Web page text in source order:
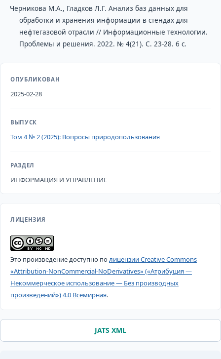
Черникова М.А., Гладков Л.Г. Анализ баз данных для
обработки и хранения информации в стендах для
нефтегазовой отрасли // Информационные технологии.
Проблемы и решения. 2022. № 4(21). С. 23-28. 6 с.
ОПУБЛИКОВАН
2025-02-28
ВЫПУСК
Том 4 № 2 (2025): Вопросы природопользования
РАЗДЕЛ
ИНФОРМАЦИЯ И УПРАВЛЕНИЕ
ЛИЦЕНЗИЯ
Это произведение доступно полицензии Creative Commons
«Attribution-NonCommercial-NoDerivatives» («Атрибуция —
Некоммерческое использование — Без производных
произведений») 4.0 Всемирная.
JATS XML